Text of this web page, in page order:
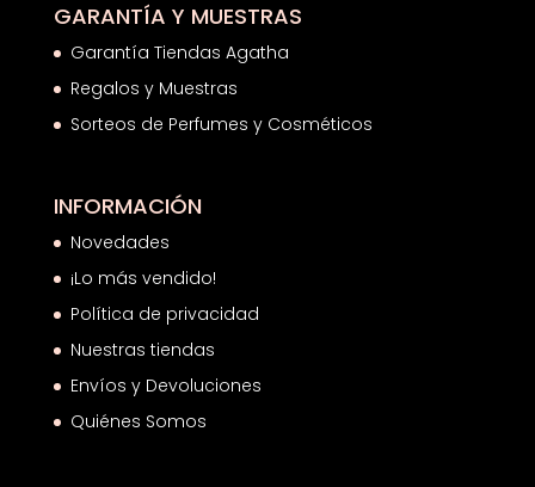
GARANTÍA Y MUESTRAS
Garantía Tiendas Agatha
Regalos y Muestras
Sorteos de Perfumes y Cosméticos
INFORMACIÓN
Novedades
¡Lo más vendido!
Política de privacidad
Nuestras tiendas
Envíos y Devoluciones
Quiénes Somos